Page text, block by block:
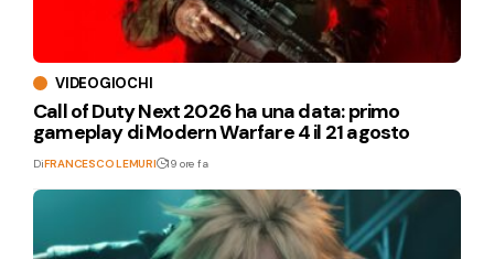
VIDEOGIOCHI
Call of Duty Next 2026 ha una data: primo
gameplay di Modern Warfare 4 il 21 agosto
DiFRANCESCO LEMURI 19 ore fa